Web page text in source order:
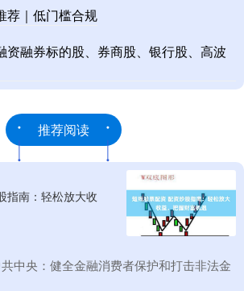
荐｜低门槛合规
资融券标的股、券商股、银行股、高波
推荐阅读
指南：轻松放大收
中央：健全金融消费者保护和打击非法金